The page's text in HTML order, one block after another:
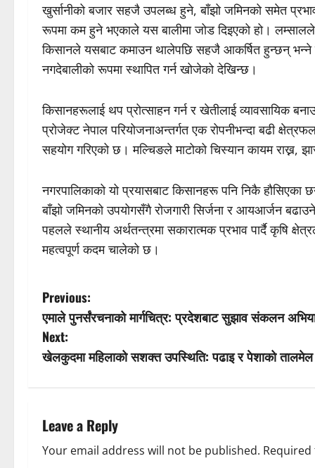
खुर्सानीको बजार सहजै उपलब्ध हुने, बाँझो जमिनको समेत
रूपमा कम हुने भएकाले यस बालीमा जोड दिइएको हो।
किसानले यसबाट कमाउन थालेपछि सहजै आकर्षित हुन्छन् भन्ने
नगदेबालीको रूपमा स्थापित गर्न खोजेको देखिन्छ।
किसानहरूलाई थप प्रोत्साहन गर्न र खेतीलाई व्यावसायिक
प्रोजेक्ट नेपाल परियोजनाअन्तर्गत एक रोपनीभन्दा बढी
सहयोग गरिएको छ। मल्चिङले माटोको चिस्यान कायम राख्न,
नगरपालिकाको यो प्रयासबाट किसानहरू पनि निकै हौसिएका
बाँझो जमिनको उपयोगसँगै रोजगारी सिर्जना र आयआर्जन
पहलले स्थानीय अर्थतन्त्रमा सकारात्मक प्रभाव पार्दै कृषि
महत्वपूर्ण कदम चालेको छ।
P
o
s
n
a
Previous:
एमाले पुनर्संरचनाको मार्गचित्र: प्रदेशबाट सुझाव संकलन
Next:
खेलकुदमा महिलाको सशक्त उपस्थिति: पढाइ र पेशाको तालमेल
Leave a Reply
Your email address will not be published.